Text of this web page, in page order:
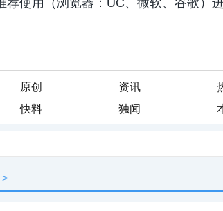
原创 资讯
快料 独闻
>